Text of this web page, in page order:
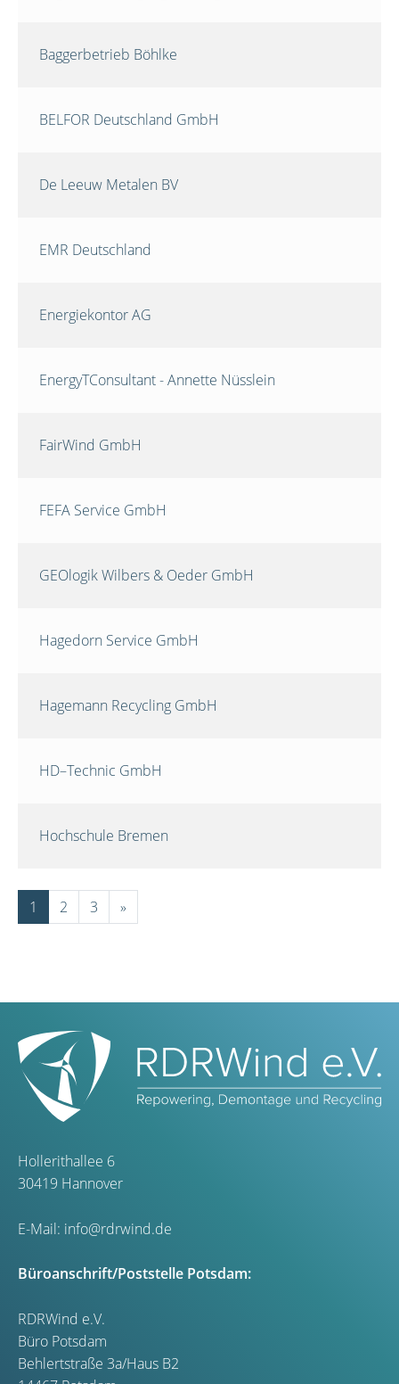
Baggerbetrieb Böhlke
BELFOR Deutschland GmbH
De Leeuw Metalen BV
EMR Deutschland
Energiekontor AG
EnergyTConsultant - Annette Nüsslein
FairWind GmbH
FEFA Service GmbH
GEOlogik Wilbers & Oeder GmbH
Hagedorn Service GmbH
Hagemann Recycling GmbH
HD–Technic GmbH
Hochschule Bremen
1 2 3 »
Hollerithallee 6
30419 Hannover
E-Mail: info@rdrwind.de
Büroanschrift/Poststelle Potsdam:
RDRWind e.V.
Büro Potsdam
Behlertstraße 3a/Haus B2